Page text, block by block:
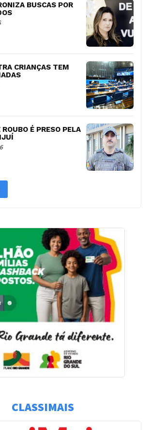
BUSCAS POR
CRIANÇAS TEM
É PRESO PELA
CLASSIMAIS